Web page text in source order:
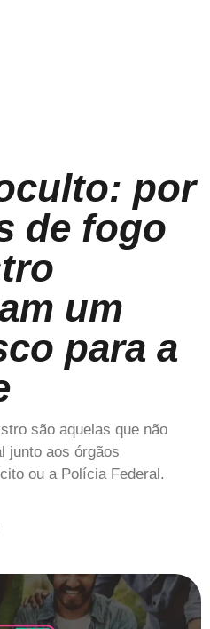
por
de fogo
um
para a
são aquelas que não
junto aos órgãos
ou a Polícia Federal.